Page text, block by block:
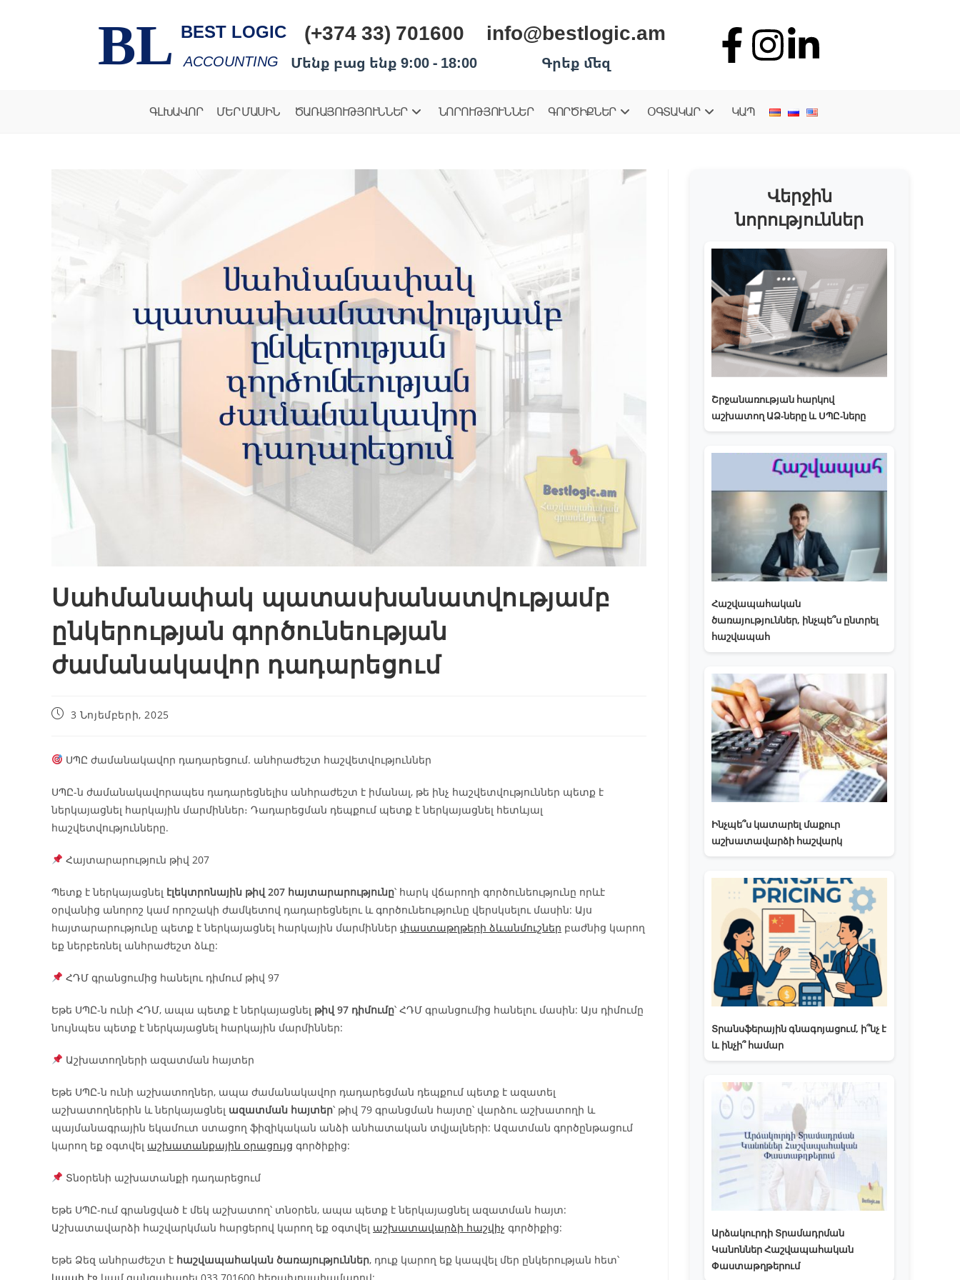
BL BEST LOGIC
ACCOUNTING
(+374 33) 701600
Մենք բաց ենք 9:00 - 18:00
info@bestlogic.am
Գրեք մեզ
ԳԼԽԱՎՈՐ ՄԵՐ ՄԱՍԻՆ ԾԱՌԱՅՈՒԹՅՈՒՆՆԵՐ ՆՈՐՈՒԹՅՈՒՆՆԵՐ ԳՈՐԾԻՔՆԵՐ ՕԳՏԱԿԱՐ ԿԱՊ
Սահմանափակ պատասխանատվությամբ
ընկերության գործունեության
ժամանակավոր դադարեցում
3 Նոյեմբերի, 2025
ՍՊԸ ժամանակավոր դադարեցում. անհրաժեշտ հաշվետվություններ
ՍՊԸ-ն ժամանակավորապես դադարեցնելիս անհրաժեշտ է իմանալ, թե ինչ հաշվետվություններ պետք է
ներկայացնել հարկային մարմիններ։ Դադարեցման դեպքում պետք է ներկայացնել հետևյալ
հաշվետվությունները.
Հայտարարություն թիվ 207
Պետք է ներկայացնել էլեկտրոնային թիվ 207 հայտարարությունը՝ հարկ վճարողի գործունեությունը որևէ
օրվանից անորոշ կամ որոշակի ժամկետով դադարեցնելու և գործունեությունը վերսկսելու մասին: Այս
հայտարարությունը պետք է ներկայացնել հարկային մարմիններ փաստաթղթերի ձևանմուշներ բաժնից կարող
եք ներբեռնել անհրաժեշտ ձևը:
ՀԴՄ գրանցումից հանելու դիմում թիվ 97
Եթե ՍՊԸ-ն ունի ՀԴՄ, ապա պետք է ներկայացնել թիվ 97 դիմումը՝ ՀԴՄ գրանցումից հանելու մասին: Այս դիմումը
նույնպես պետք է ներկայացնել հարկային մարմիններ:
Աշխատողների ազատման հայտեր
Եթե ՍՊԸ-ն ունի աշխատողներ, ապա ժամանակավոր դադարեցման դեպքում պետք է ազատել
աշխատողներին և ներկայացնել ազատման հայտեր՝ թիվ 79 գրանցման հայտը՝ վարձու աշխատողի և
պայմանագրային եկամուտ ստացող ֆիզիկական անձի անհատական տվյալների: Ազատման գործընթացում
կարող եք օգտվել աշխատանքային օրացույց գործիքից:
Տնօրենի աշխատանքի դադարեցում
Եթե ՍՊԸ-ում գրանցված է մեկ աշխատող՝ տնօրեն, ապա պետք է ներկայացնել ազատման հայտ:
Աշխատավարձի հաշվարկման հարցերով կարող եք օգտվել աշխատավարձի հաշվիչ գործիքից:
Եթե Ձեզ անհրաժեշտ է հաշվապահական ծառայություններ, դուք կարող եք կապվել մեր ընկերության հետ՝
Վերջին
նորություններ
Շրջանառության հարկով
աշխատող ԱՁ-ները և ՍՊԸ-ները
Հաշվապահական
ծառայություններ, ինչպե՞ս ընտրել
հաշվապահ
Ինչպե՞ս կատարել մաքուր
աշխատավարձի հաշվարկ
Տրանսֆերային գնագոյացում, ի՞նչ է
և ինչի՞ համար
Արձակուրդի Տրամադրման
Կանոններ Հաշվապահական
Փաստաթղթերում